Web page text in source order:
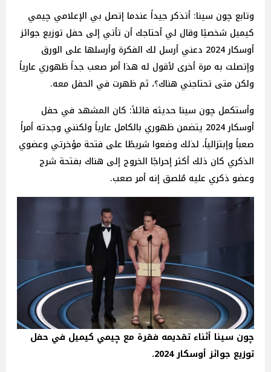
وتابع چون سينا: أتذكر جيداً عندما إتصل بي الإعلامي چيمي
كيميل شخصيًا وقال لي أحتاجك أن تأتي إلى حفل توزيع جوائز
أوسكار 2024 دعني أرسل لك الفكرة وأرسلها على الورق
وإتصلت به مرة أخرى لأقول له هذا أمر صعب جداً ظهوري عارياً
ولكن متى تحتاجني هناك؟، ثم ظهرت في الحفل معه.
وأستكمل چون سينا حديثه قائلاً: كان المشهد في حفل
أوسكار 2024 يتضمن ظهوري بالكامل عارياً ولكنني وجدته أمراً
صعباً وإبتزالياً، لذلك وضعوا شريطًا على فتحة مؤخرتي وعضوي
الذكري كان ذلك أكثر إحراجًا الخروج إلى هناك بفتحة شرج
وعضو ذكري عليه مُلصق إنه أمر صعب.
چون سينا أثناء تقديمه فقرة مع چيمي كيميل في حفل
توزيع جوائز أوسكار 2024.